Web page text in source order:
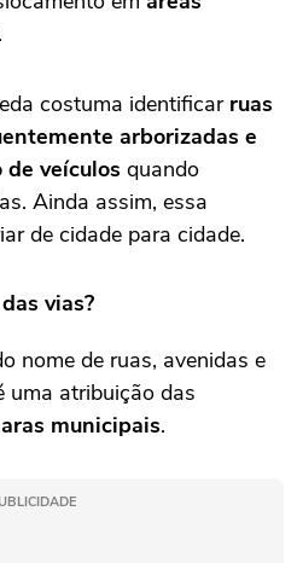
.
costuma identificar ruas
arborizadas e
veículos quando
Ainda assim, essa
de cidade para cidade.
vias?
nome de ruas, avenidas e
uma atribuição das
municipais.